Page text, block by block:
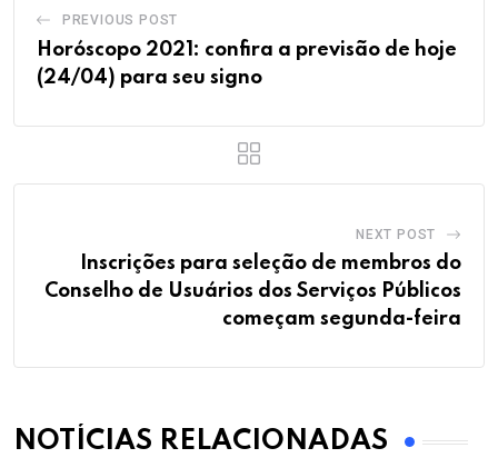
PREVIOUS POST
Horóscopo 2021: confira a previsão de hoje
(24/04) para seu signo
NEXT POST
Inscrições para seleção de membros do
Conselho de Usuários dos Serviços Públicos
começam segunda-feira
NOTÍCIAS RELACIONADAS